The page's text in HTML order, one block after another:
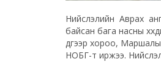
Нийслэлийн Аврах
байсан бага насны
дүгээр хороо,
НОБГ-т иржээ.